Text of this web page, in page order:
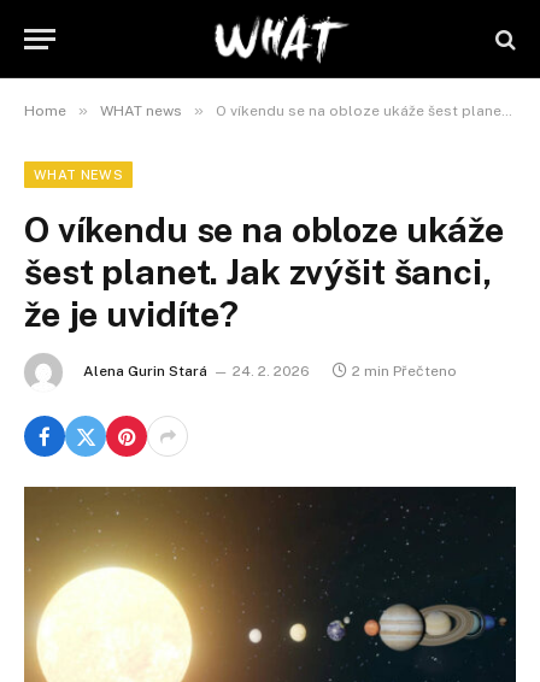
Home » WHAT news » O víkendu se na obloze ukáže šest planet. Jak zvýšit šanci, že je uvidíte?
WHAT NEWS
O víkendu se na obloze ukáže
šest planet. Jak zvýšit šanci,
že je uvidíte?
Alena Gurin Stará 24. 2. 2026 2 min Přečteno